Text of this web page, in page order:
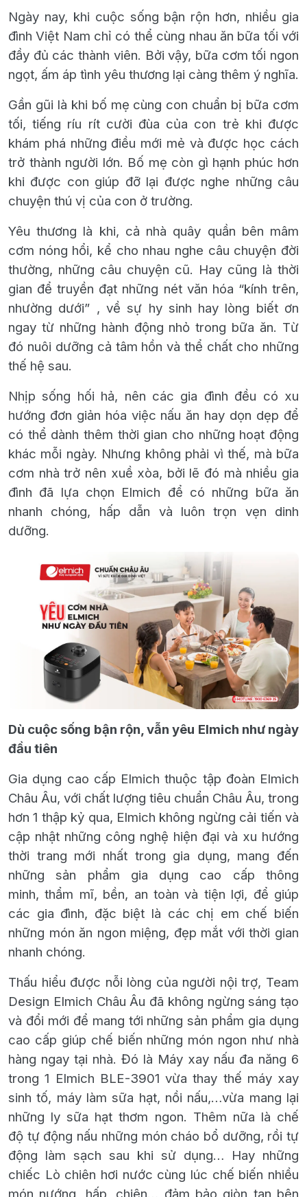
Ngày nay, khi cuộc sống bận rộn hơn, nhiều gia
đình Việt Nam chỉ có thể cùng nhau ăn bữa tối với
đầy đủ các thành viên. Bởi vậy, bữa cơm tối ngon
ngọt, ấm áp tình yêu thương lại càng thêm ý nghĩa.
Gần gũi là khi bố mẹ cùng con chuẩn bị bữa cơm
tối, tiếng ríu rít cười đùa của con trẻ khi được
khám phá những điều mới mẻ và được học cách
trở thành người lớn. Bố mẹ còn gì hạnh phúc hơn
khi được con giúp đỡ lại được nghe những câu
chuyện thú vị của con ở trường.
Yêu thương là khi, cả nhà quây quần bên mâm
cơm nóng hổi, kể cho nhau nghe câu chuyện đời
thường, những câu chuyện cũ. Hay cũng là thời
gian để truyền đạt những nét văn hóa “kính trên,
nhường dưới” , về sự hy sinh hay lòng biết ơn
ngay từ những hành động nhỏ trong bữa ăn. Từ
đó nuôi dưỡng cả tâm hồn và thể chất cho những
thế hệ sau.
Nhịp sống hối hả, nên các gia đình đều có xu
hướng đơn giản hóa việc nấu ăn hay dọn dẹp để
có thể dành thêm thời gian cho những hoạt động
khác mỗi ngày. Nhưng không phải vì thế, mà bữa
cơm nhà trở nên xuề xòa, bởi lẽ đó mà nhiều gia
đình đã lựa chọn Elmich để có những bữa ăn
nhanh chóng, hấp dẫn và luôn trọn vẹn dinh
dưỡng.
Dù cuộc sống bận rộn, vẫn yêu Elmich như ngày
đầu tiên
Gia dụng cao cấp Elmich thuộc tập đoàn Elmich
Châu Âu, với chất lượng tiêu chuẩn Châu Âu, trong
hơn 1 thập kỷ qua, Elmich không ngừng cải tiến và
cập nhật những công nghệ hiện đại và xu hướng
thời trang mới nhấttrong gia dụng, mang đến
những sản phẩm gia dụng cao cấpthông
minh,thẩm mĩ, bền, an toàn và tiện lợi, để giúp
các gia đình, đặc biệt là các chị em chế biến
những món ăn ngon miệng, đẹp mắt với thời gian
nhanh chóng.
Thấu hiểu được nỗi lòng của người nội trợ, Team
Design Elmich Châu Âu đã không ngừng sáng tạo
và đổi mới để mang tới những sản phẩm gia dụng
cao cấp giúp chế biến những món ngon như nhà
hàng ngay tại nhà. Đó là Máy xay nấu đa năng 6
trong 1 Elmich BLE-3901 vừa thay thế máy xay
sinh tố, máy làm sữa hạt, nồi nấu,…vừa mang lại
những ly sữa hạt thơm ngon. Thêm nữa là chế
độ tự động nấu những món cháo bổ dưỡng, rồi tự
động làm sạch sau khi sử dụng… Hay những
chiếc Lò chiên hơi nước cùng lúc chế biến nhiều